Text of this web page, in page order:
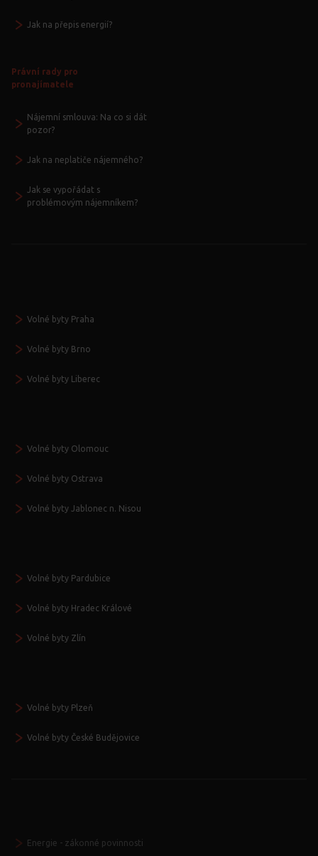
Jak na přepis energií?
Právní rady pro
pronajímatele
Nájemní smlouva: Na co si dát
pozor?
Jak na neplatiče nájemného?
Jak se vypořádat s
problémovým nájemníkem?
Volné byty Praha
Volné byty Brno
Volné byty Liberec
Volné byty Olomouc
Volné byty Ostrava
Volné byty Jablonec n. Nisou
Volné byty Pardubice
Volné byty Hradec Králové
Volné byty Zlín
Volné byty Plzeň
Volné byty České Budějovice
Energie - zákonné povinnosti